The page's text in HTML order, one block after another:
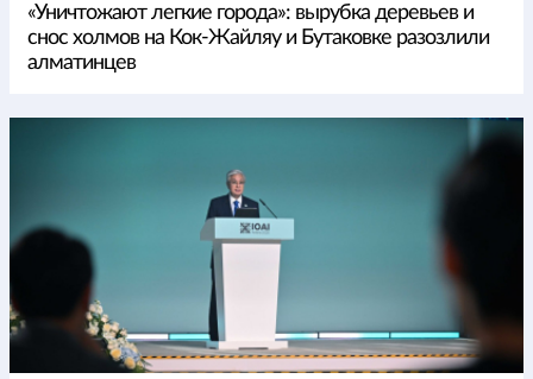
«Уничтожают легкие города»: вырубка деревьев и
снос холмов на Кок-Жайляу и Бутаковке разозлили
алматинцев